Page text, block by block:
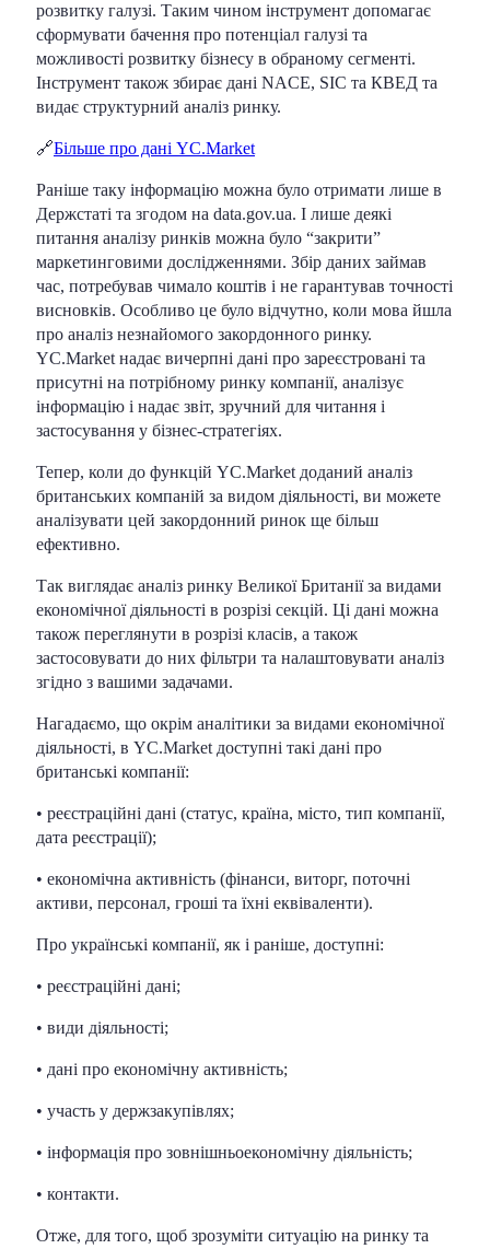
розвитку галузі. Таким чином інструмент допомагає
сформувати бачення про потенціал галузі та
можливості розвитку бізнесу в обраному сегменті.
Інструмент також збирає дані NACE, SIC та КВЕД та
видає структурний аналіз ринку.
🔗Більше про дані YC.Market
Раніше таку інформацію можна було отримати лише в
Держстаті та згодом на data.gov.ua. І лише деякі
питання аналізу ринків можна було “закрити”
маркетинговими дослідженнями. Збір даних займав
час, потребував чимало коштів і не гарантував точності
висновків. Особливо це було відчутно, коли мова йшла
про аналіз незнайомого закордонного ринку.
YC.Market надає вичерпні дані про зареєстровані та
присутні на потрібному ринку компанії, аналізує
інформацію і надає звіт, зручний для читання і
застосування у бізнес-стратегіях.
Тепер, коли до функцій YC.Market доданий аналіз
британських компаній за видом діяльності, ви можете
аналізувати цей закордонний ринок ще більш
ефективно.
Так виглядає аналіз ринку Великої Британії за видами
економічної діяльності в розрізі секцій. Ці дані можна
також переглянути в розрізі класів, а також
застосовувати до них фільтри та налаштовувати аналіз
згідно з вашими задачами.
Нагадаємо, що окрім аналітики за видами економічної
діяльності, ​​в YC.Market доступні такі дані про
британські компанії:
• реєстраційні дані (статус, країна, місто, тип компанії,
дата реєстрації);
• економічна активність (фінанси, виторг, поточні
активи, персонал, гроші та їхні еквіваленти).
Про українські компанії, як і раніше, доступні:
• реєстраційні дані;
• види діяльності;
• дані про економічну активність;
• участь у держзакупівлях;
• інформація про зовнішньоекономічну діяльність;
• контакти.
Отже, для того, щоб зрозуміти ситуацію на ринку та